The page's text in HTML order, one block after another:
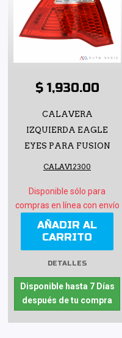
$ 1,930.00
CALAVERA
IZQUIERDA EAGLE
EYES PARA FUSION
CALAV12300
Disponible sólo para
compras en línea con envío
AÑADIR AL
CARRITO
DETALLES
Disponible hasta 7 Días
después de tu compra